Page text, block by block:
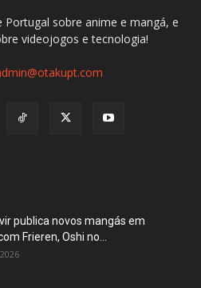
sobre anime e mangá, e
videojogos e tecnologia!
publica novos mangás em
Frieren, Oshi no...